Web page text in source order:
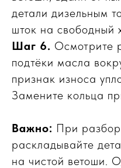
детали дизельным
шток на свободный
Шаг 6. Осмотрите
подтёки масла
признак износа
Замените кольца
Важно: При
раскладывайте
на чистой ветоши.